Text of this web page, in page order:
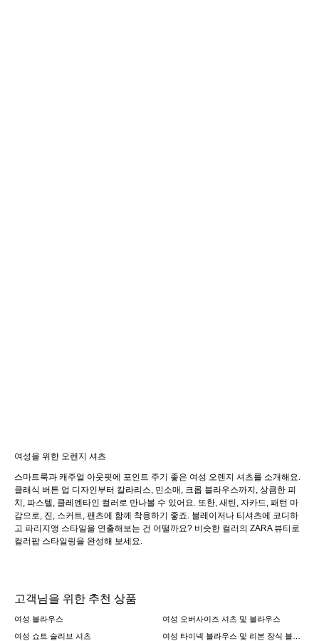
여성을 위한 오렌지 셔츠
스마트룩과 캐주얼 아웃핏에 포인트 주기 좋은 여성 오렌지 셔츠를 소개해요.
클래식 버튼 업 디자인부터 칼라리스, 민소매, 크롭 블라우스까지, 상큼한 피
치, 파스텔, 클레멘타인 컬러로 만나볼 수 있어요. 또한, 새틴, 자카드, 패턴 마
감으로, 진, 스커트, 팬츠에 함께 착용하기 좋죠. 블레이저나 티셔츠에 코디하
고 파리지앵 스타일을 연출해보는 건 어떨까요? 비슷한 컬러의 ZARA 뷰티로
컬러팝 스타일링을 완성해 보세요.
고객님을 위한 추천 상품
여성 블라우스
여성 오버사이즈 셔츠 및 블라우스
여성 쇼트 슬리브 셔츠